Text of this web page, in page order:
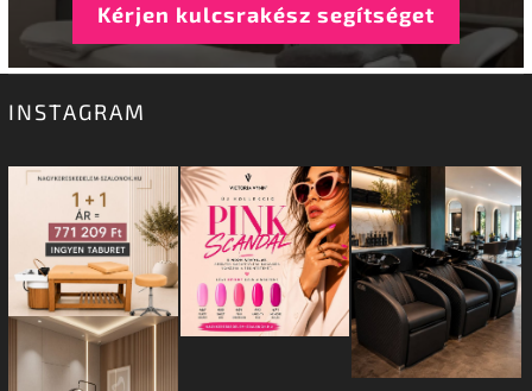
Kérjen kulcsrakész segítséget
INSTAGRAM